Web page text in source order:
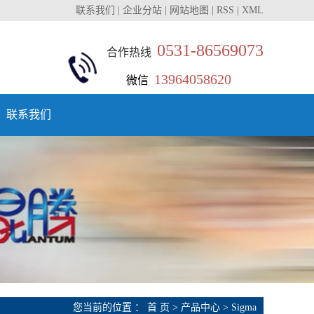
联系我们 企业分站 网站地图 RSS XML
合作热线 0531-86569073
微信 13964058620
联系我们
您当前的位置 ： 首 页 > 产品中心 > Sigma